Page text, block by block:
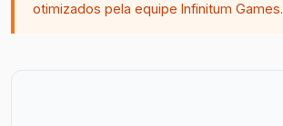
otimizados pela equipe Infinitum Games.